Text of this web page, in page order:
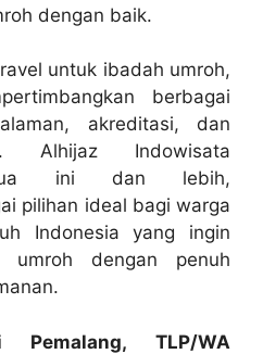
dengan baik.
untuk ibadah umroh,
berbagai
akreditasi, dan
Alhijaz Indowisata
ini dan lebih,
pilihan ideal bagi warga
Indonesia yang ingin
umroh dengan penuh
TLP/WA